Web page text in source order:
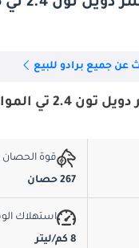
تون 2.4 تي 2026
عن جميع برادو للبيع
تويوتا برادو ادفنتشر
قوة الحصان
267 حصان
استهلاك
8 كم/ليتر